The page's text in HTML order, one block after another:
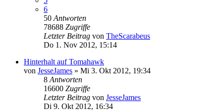
6
50 Antworten
78688 Zugriffe
Letzter Beitrag von TheScarabeus
Do 1. Nov 2012, 15:14
Hinterhalt auf Tomahawk
von JesseJames » Mi 3. Okt 2012, 19:34
8 Antworten
16600 Zugriffe
Letzter Beitrag von JesseJames
Di 9. Okt 2012, 16:34